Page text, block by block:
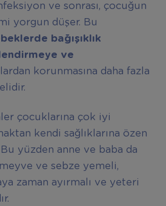
ve sonrası, çocuğun
yorgun düşer. Bu
bağışıklık
ve
korunmasına daha fazla
çocuklarına çok iyi
kendi sağlıklarına özen
yüzden anne ve baba da
ve sebze yemeli,
zaman ayırmalı ve yeteri